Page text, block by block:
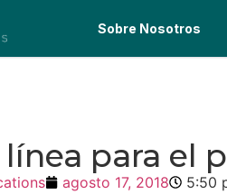
Sobre Nosotros
para el
agosto 17, 2018
5:50